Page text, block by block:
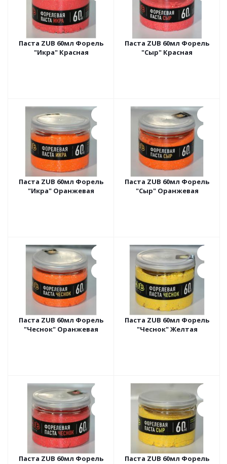
Паста ZUB 60мл Форель
"Икра" Красная
Паста ZUB 60мл Форель
"Сыр" Красная
Паста ZUB 60мл Форель
"Икра" Оранжевая
Паста ZUB 60мл Форель
"Сыр" Оранжевая
Паста ZUB 60мл Форель
"Чеснок" Оранжевая
Паста ZUB 60мл Форель
"Чеснок" Желтая
Паста ZUB 60мл Форель
Паста ZUB 60мл Форель